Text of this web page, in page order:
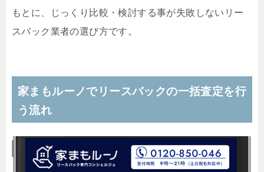
もとに、じっくり比較・検討する事が失敗しないリー
スバック業者の選び方です。
家まもルーノでリースバックの一括査定を行
う流れ